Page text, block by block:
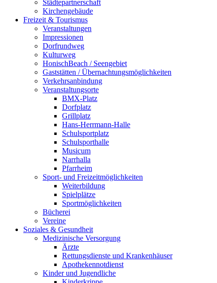
Städtepartnerschaft
Kirchengebäude
Freizeit & Tourismus
Veranstaltungen
Impressionen
Dorfrundweg
Kulturweg
HonischBeach / Seengebiet
Gaststätten / Übernachtungsmöglichkeiten
Verkehrsanbindung
Veranstaltungsorte
BMX-Platz
Dorfplatz
Grillplatz
Hans-Herrmann-Halle
Schulsportplatz
Schulsporthalle
Musicum
Narrhalla
Pfarrheim
Sport- und Freizeitmöglichkeiten
Weiterbildung
Spielplätze
Sportmöglichkeiten
Bücherei
Vereine
Soziales & Gesundheit
Medizinische Versorgung
Ärzte
Rettungsdienste und Krankenhäuser
Apothekennotdienst
Kinder und Jugendliche